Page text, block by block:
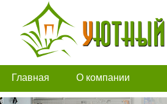
Главная О компании